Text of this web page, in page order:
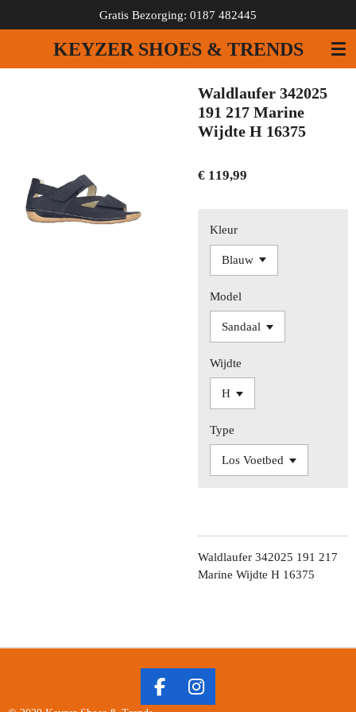
direct
de
KEYZER SHOES & TRENDS
Gratis Bezorging: 0187 482445
Waldlaufer 342025
191 217 Marine
Wijdte H 16375
€ 119,99
Kleur
Model
Wijdte
Type
Waldlaufer 342025 191 217
Marine Wijdte H 16375
F
I